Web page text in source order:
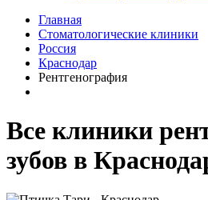
Главная
Стоматологические клиники
Россия
Краснодар
Рентгенография
Все клиники
зубов в